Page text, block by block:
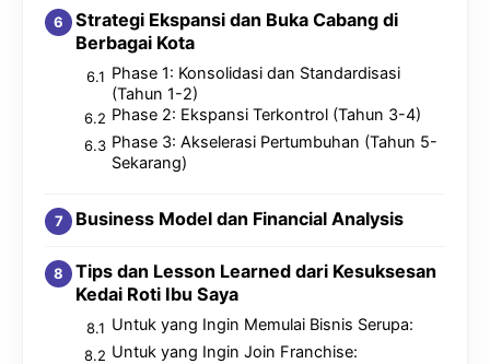
Strategi Ekspansi dan Buka Cabang di
Berbagai Kota
Phase 1: Konsolidasi dan Standardisasi
(Tahun 1-2)
Phase 2: Ekspansi Terkontrol (Tahun 3-4)
Phase 3: Akselerasi Pertumbuhan (Tahun 5-
Sekarang)
Business Model dan Financial Analysis
Tips dan Lesson Learned dari Kesuksesan
Kedai Roti Ibu Saya
Untuk yang Ingin Memulai Bisnis Serupa:
Untuk yang Ingin Join Franchise: